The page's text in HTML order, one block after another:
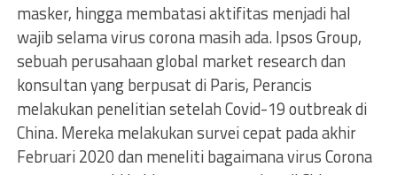
masker, hingga membatasi aktifitas menjadi hal
wajib selama virus corona masih ada. Ipsos Group,
sebuah perusahaan global market research dan
konsultan yang berpusat di Paris, Perancis
melakukan penelitian setelah Covid-19 outbreak di
China. Mereka melakukan survei cepat pada akhir
Februari 2020 dan meneliti bagaimana virus Corona